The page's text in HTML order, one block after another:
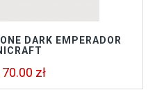
DARK EMPERADOR
zł